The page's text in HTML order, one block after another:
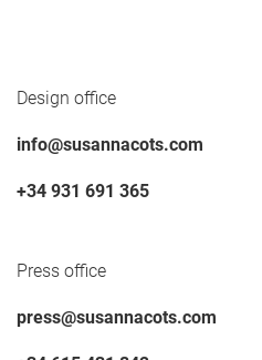
Design office
info@susannacots.com
+34 931 691 365
Press office
press@susannacots.com